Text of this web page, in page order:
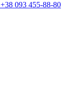
+38 093 455-88-80